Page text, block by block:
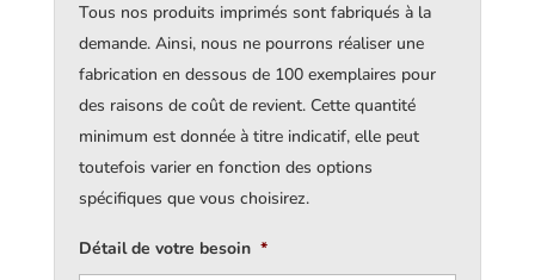
Tous nos produits imprimés sont fabriqués à la
demande. Ainsi, nous ne pourrons réaliser une
fabrication en dessous de 100 exemplaires pour
des raisons de coût de revient. Cette quantité
minimum est donnée à titre indicatif, elle peut
toutefois varier en fonction des options
spécifiques que vous choisirez.
Détail de votre besoin *